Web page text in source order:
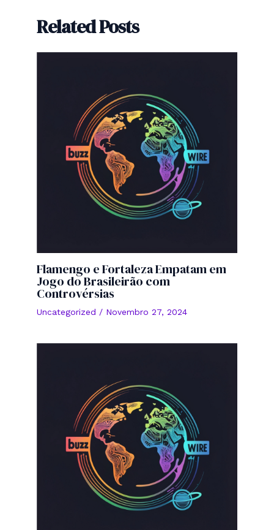
Related Posts
Flamengo e Fortaleza Empatam em
Jogo do Brasileirão com
Controvérsias
Uncategorized / Novembro 27, 2024